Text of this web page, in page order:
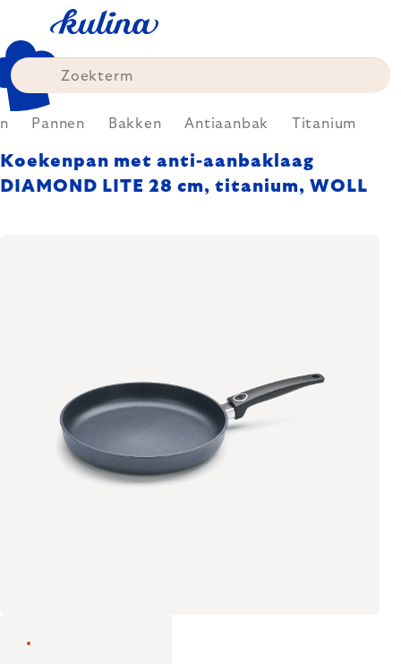
content
Pannen Bakken Antiaanbak Titanium
Koekenpan met anti-aanbaklaag
DIAMOND LITE 28 cm, titanium, WOLL